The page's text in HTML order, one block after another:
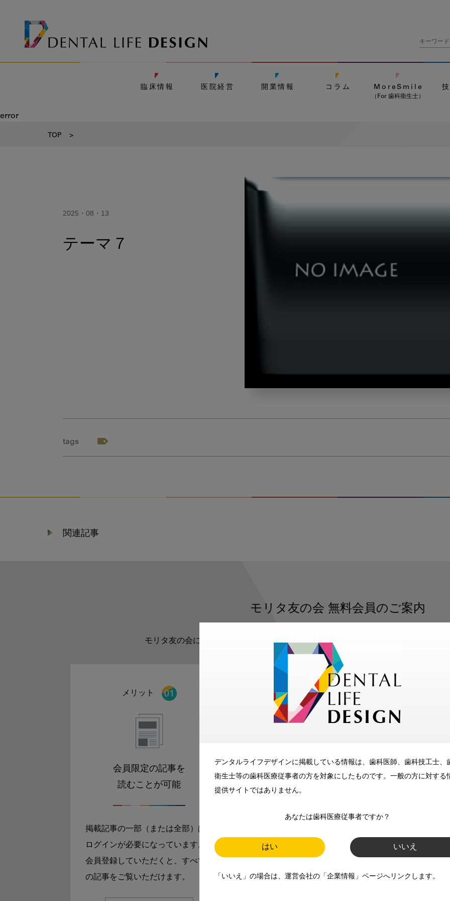
デンタルライフデザインに掲載している情報は、歯科医師、歯科技工士、
衛生士等の歯科医療従事者の方を対象にしたものです。一般の方に対する
提供サイトではありません。
あなたは歯科医療従事者ですか？
はい いいえ
「いいえ」の場合は、運営会社の「企業情報」ページへリンクします。
臨床情報 医院経営 開業情報 コラム MoreSmile
（For 歯科衛生士）
error
TOP >
2025・08・13
テーマ７
tags
関連記事
モリタ友の会 無料会員のご案内
モリタ友の会に登録いただくと、デンタルライフデザインをもっと便利にご利用い
メリット
会員限定の記事を
読むことが可能
掲載記事の一部（または全部）は
ログインが必要になっています。
会員登録していただくと、すべて
の記事をご覧いただけます。
メリット
メールマガジンでお届け
師、歯科衛生士、歯科技工士）に
お届けします。